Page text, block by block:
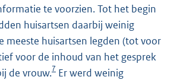
te voorzien. Tot het begin
huisartsen daarbij weinig
meeste huisartsen legden (tot voor
voor de inhoud van het gesprek
de vrouw.7 Er werd weinig